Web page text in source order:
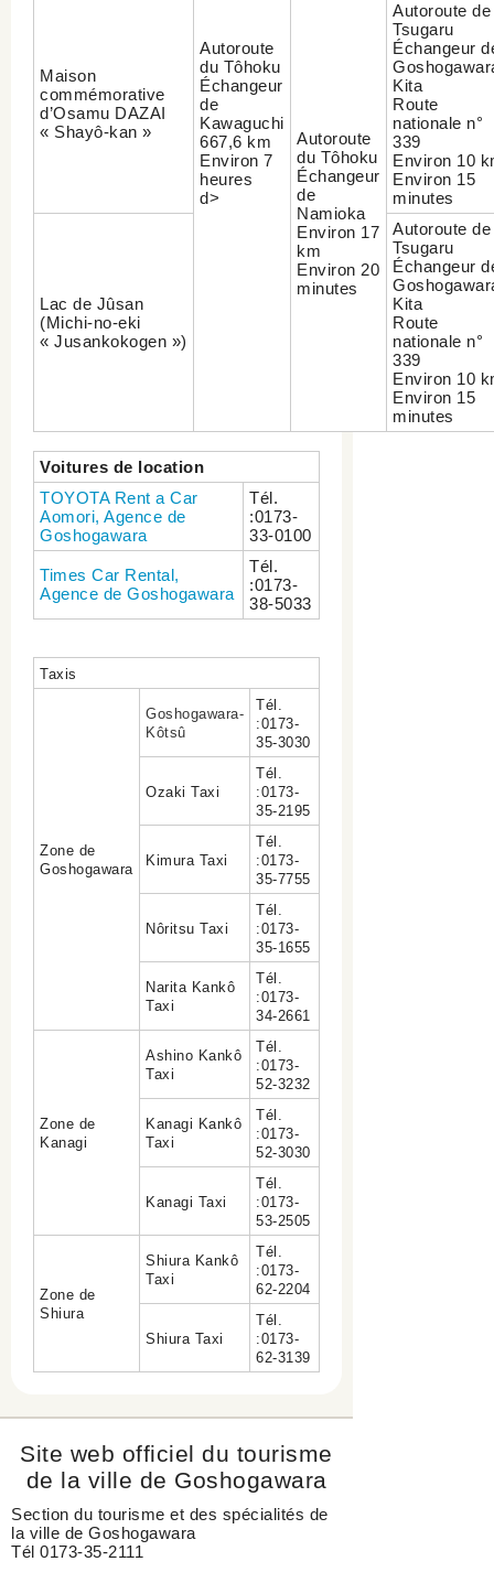
Autoroute
du Tôhoku
Échangeur
de
Kawaguchi
667,6 km
Environ 7
heures
d>
Maison
commémorative
d’Osamu DAZAI
« Shayô-kan »
Autoroute
du Tôhoku
Échangeur
de
Namioka
Environ 17
km
Environ 20
minutes
Autoroute de
Tsugaru
Échangeur
Kita
Route
nationale n°
339
Environ 10
Environ 15
minutes
Lac de Jûsan
(Michi-no-eki
« Jusankokogen »)
Autoroute de
Tsugaru
Échangeur
Kita
Route
nationale n°
339
Environ 10
Environ 15
minutes
Voitures de location
TOYOTA Rent a Car
Aomori, Agence de
Goshogawara
Tél.
:0173-
33-0100
Times Car Rental,
Agence de Goshogawara
Tél.
:0173-
38-5033
Taxis
Zone de
Goshogawara
Goshogawara-
Kôtsû
Tél.
:0173-
35-3030
Ozaki Taxi
Tél.
:0173-
35-2195
Kimura Taxi
Tél.
:0173-
35-7755
Nôritsu Taxi
Tél.
:0173-
35-1655
Narita Kankô
Taxi
Tél.
:0173-
34-2661
Zone de
Kanagi
Ashino Kankô
Taxi
Tél.
:0173-
52-3232
Kanagi Kankô
Taxi
Tél.
:0173-
52-3030
Kanagi Taxi
Tél.
:0173-
53-2505
Zone de
Shiura
Shiura Kankô
Taxi
Tél.
:0173-
62-2204
Shiura Taxi
Tél.
:0173-
62-3139
Site web officiel du tourisme
de la ville de Goshogawara
Section du tourisme et des spécialités de
la ville de Goshogawara
Tél 0173-35-2111